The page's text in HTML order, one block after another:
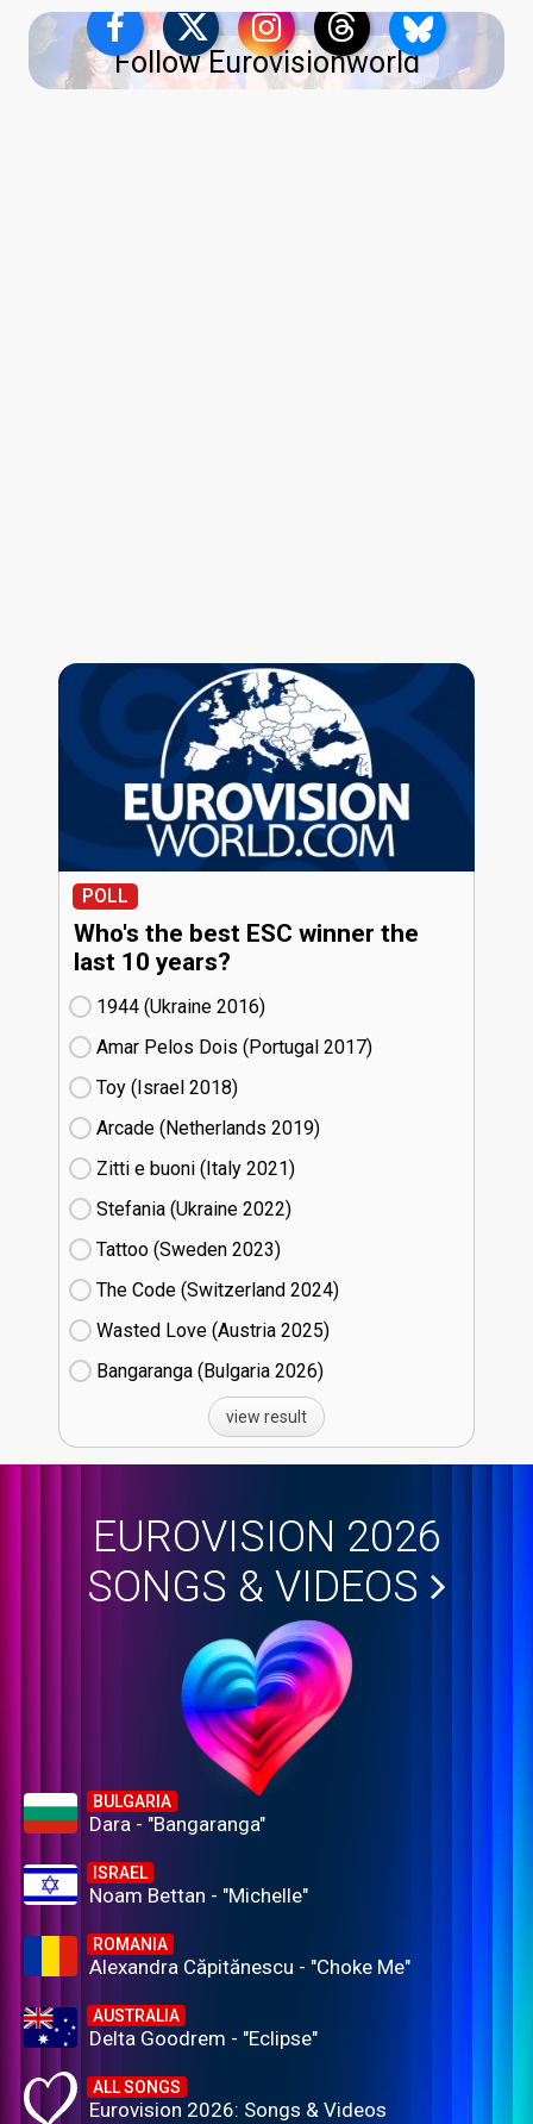
Follow Eurovisionworld
POLL
Who's the best ESC winner the
last 10 years?
1944 (Ukraine
16)
Amar Pelos Dois (Portugal
17)
Toy (Israel
18)
Arcade (Netherlands
19)
Zitti e buoni​ (Italy
21)
Stefania (Ukraine
22)
Tattoo (Sweden
23)
The Code (Switzerland
24)
Wasted Love (Austria
25)
Bangaranga (Bulgaria
26)
view result
EUROVISION 2026
SONGS & VIDEOS
BULGARIA
Dara - "Bangaranga"
ISRAEL
Noam Bettan - "Michelle"
ROMANIA
Alexandra Căpitănescu - "Choke Me"
AUSTRALIA
Delta Goodrem - "Eclipse"
ALL SONGS
Eurovision 2026: Songs & Videos